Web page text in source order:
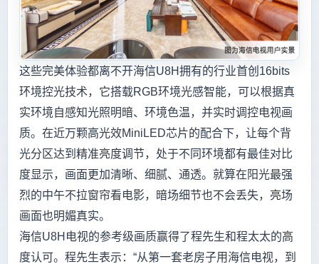
这些完美体验都离不开海信U8H拥有的行业首创16bits
环境控光技术，它搭载RGB环境光感智能，可以根据真
实环境自感知光照明暗、环境色温，并实时调控电视画
质。在近万颗高光效MiniLED芯片的配合下，让每个背
光分区达到精准亮度调节，处于不同环境都有最佳对比
度显示，画面更加清晰、细腻、通透。就算在阳光最强
烈的中午不拉窗帘看电影，暗场细节也不会丢失，亮场
画面也明媚真实。
海信U8H电视的参考级画质赢得了程先生和程太太的高
度认可。程先生表示：“从第一套老房子用海信电视，到